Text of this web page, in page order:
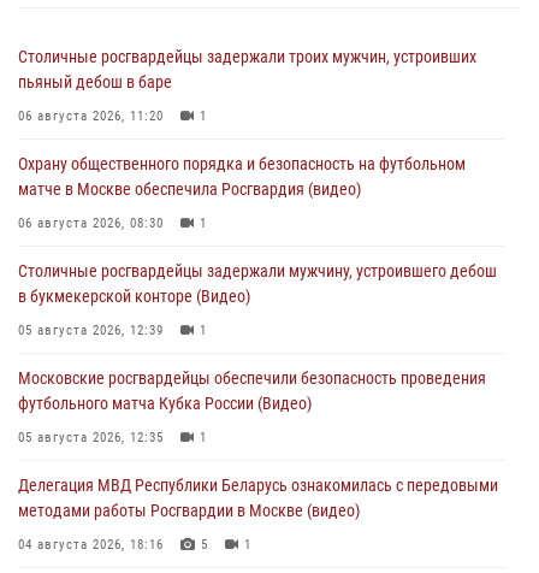
Столичные росгвардейцы задержали троих мужчин, устроивших
пьяный дебош в баре
06 августа 2026, 11:20 1
Охрану общественного порядка и безопасность на футбольном
матче в Москве обеспечила Росгвардия (видео)
06 августа 2026, 08:30 1
Столичные росгвардейцы задержали мужчину, устроившего дебош
в букмекерской конторе (Видео)
05 августа 2026, 12:39 1
Московские росгвардейцы обеспечили безопасность проведения
футбольного матча Кубка России (Видео)
05 августа 2026, 12:35 1
Делегация МВД Республики Беларусь ознакомилась с передовыми
методами работы Росгвардии в Москве (видео)
04 августа 2026, 18:16 5 1